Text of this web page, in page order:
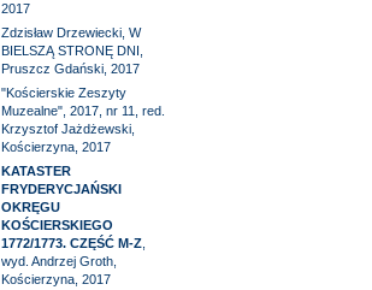
2017
Zdzisław Drzewiecki, W
BIELSZĄ STRONĘ DNI,
Pruszcz Gdański, 2017
"Kościerskie Zeszyty
Muzealne", 2017, nr 11, red.
Krzysztof Jażdżewski,
Kościerzyna, 2017
KATASTER
FRYDERYCJAŃSKI
OKRĘGU
KOŚCIERSKIEGO
1772/1773. CZĘŚĆ M-Z,
wyd. Andrzej Groth,
Kościerzyna, 2017